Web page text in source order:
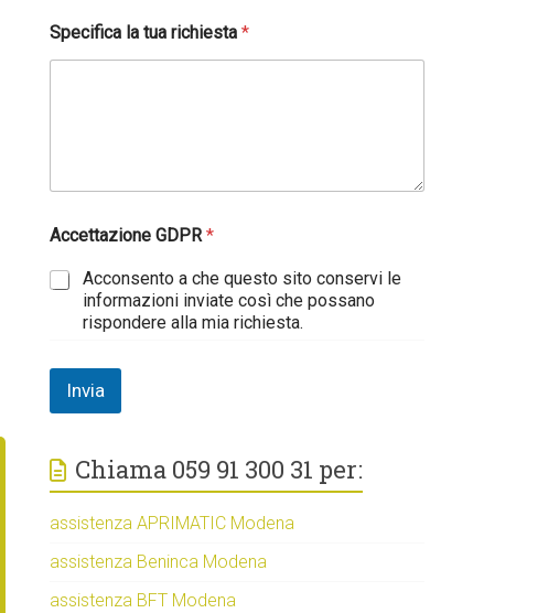
Specifica la tua richiesta*
Accettazione GDPR*
Acconsento a che questo sito conservi le
informazioni inviate così che possano
rispondere alla mia richiesta.
Invia
Chiama 059 91 300 31 per:
assistenza APRIMATIC Modena
assistenza Beninca Modena
assistenza BFT Modena